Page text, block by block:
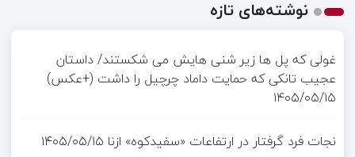
نوشته‌های تازه
غولی که پل ها زیر شنی هایش می شکستند/ داستان
عجیب تانکی که حمایت داماد چرچیل را داشت (+عکس)
۱۴۰۵/۰۵/۱۵
نجات فرد گرفتار در ارتفاعات «سفیدکوه» ازنا ۱۴۰۵/۰۵/۱۵